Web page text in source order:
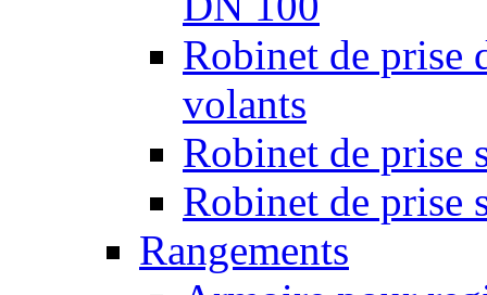
Robinet de prise
volants
Robinet de prise
Robinet de prise
Rangements